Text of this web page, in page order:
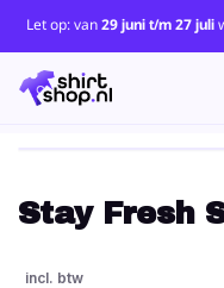
Let op: van29 juni t/m 27 juli
Stay Fresh